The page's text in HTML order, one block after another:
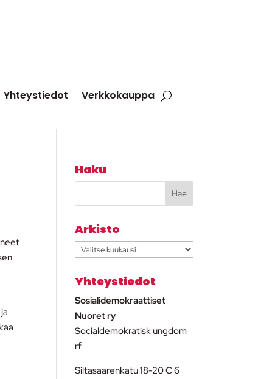
Yhteystiedot Verkkokauppa
Haku
Arkisto
Arkisto
Yhteystiedot
Sosialidemokraattiset
Nuoret ry
Socialdemokratisk ungdom
rf
Siltasaarenkatu 18-20 C 6